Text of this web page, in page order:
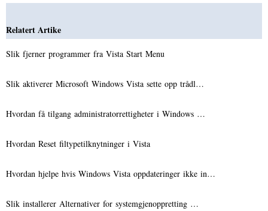
Relatert Artike
Slik fjerner programmer fra Vista Start Menu
Slik aktiverer Microsoft Windows Vista sette opp trådl…
Hvordan få tilgang administratorrettigheter i Windows …
Hvordan Reset filtypetilknytninger i Vista
Hvordan hjelpe hvis Windows Vista oppdateringer ikke in…
Slik installerer Alternativer for systemgjenoppretting …